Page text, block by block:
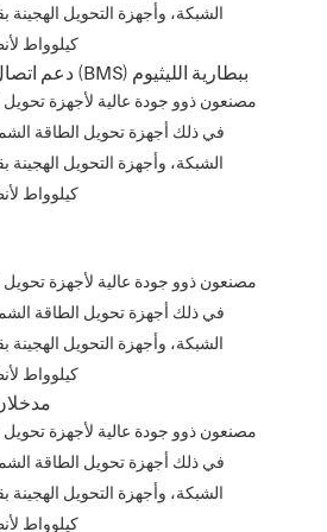
دعم اتصال نظام إدارة البطارية (BMS) ببطارية الليثيوم